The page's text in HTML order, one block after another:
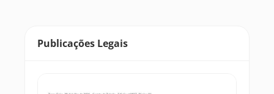
Publicações Legais